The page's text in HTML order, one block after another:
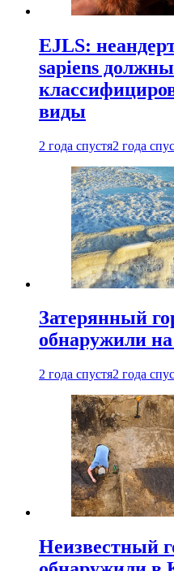
EJLS:
sapiens должны
виды
2 года спустя2 года
Затерянный
обнаружили
2 года спустя2 года
Неизвестный